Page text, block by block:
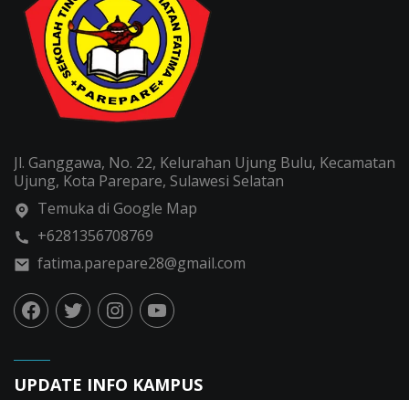
Jl. Ganggawa, No. 22, Kelurahan Ujung Bulu, Kecamatan
Ujung, Kota Parepare, Sulawesi Selatan
Temuka di Google Map
+6281356708769
fatima.parepare28@gmail.com
UPDATE INFO KAMPUS